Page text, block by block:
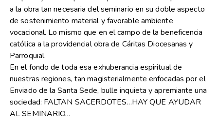
a la obra tan necesaria del seminario en su doble aspecto
de sostenimiento material y favorable ambiente
vocacional. Lo mismo que en el campo de la beneficencia
católica a la providencial obra de Cáritas Diocesanas y
Parroquial.
En el fondo de toda esa exhuberancia espiritual de
nuestras regiones, tan magisterialmente enfocadas por el
Enviado de la Santa Sede, bulle inquieta y apremiante una
sociedad: FALTAN SACERDOTES…HAY QUE AYUDAR
AL SEMINARIO…